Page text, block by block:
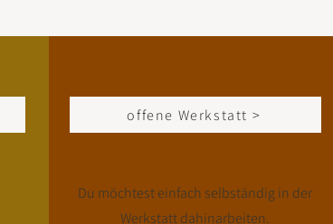
offene Werkstatt >
Du möchtest einfach selbständig in der
Werkstatt dahinarbeiten.